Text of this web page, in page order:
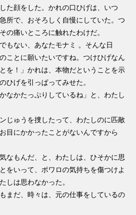
顔をした。かれの口ひげは、いつ
所で、おそろしく自慢にしていた。つ
の痛いところに触れたわけだ。
ない、あなたモナミ 。そんな日
ことに願いたいですね。つけひげなん
を！」かれは、本物だということを示
ひげを引っぱってみせた。
かたっぷりしているね」と、わたし
ゅうを捜したって、わたしのに匹敵
目にかかったことがないんですから
もんだ、と、わたしは、ひそかに思
をいって、ポワロの気持ちを傷つけよ
しは思わなかった。
だ、時々は、元の仕事をしているの